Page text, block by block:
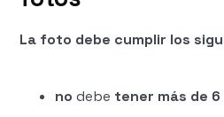
La foto debe cumplir los
no debe tener más de 6